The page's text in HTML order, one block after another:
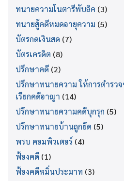
ทนายความโนตารีพับลิค (3)
ทนายสู้คดีหมดอายุความ (5)
บัตรกดเงินสด (7)
บัตรเครดิต (8)
ปรึกษาคดี (2)
ปรึกษาทนายความ ให้การตำรว
เรียกคดีอาญา (14)
ปรึกษาทนายความคดีบุกรุก (5)
ปรึกษาทนายบ้านถูกยึด (5)
พรบ คอมพิวเตอร์ (4)
ฟ้องคดี (1)
ฟ้องคดีหมิ่นประมาท (3)